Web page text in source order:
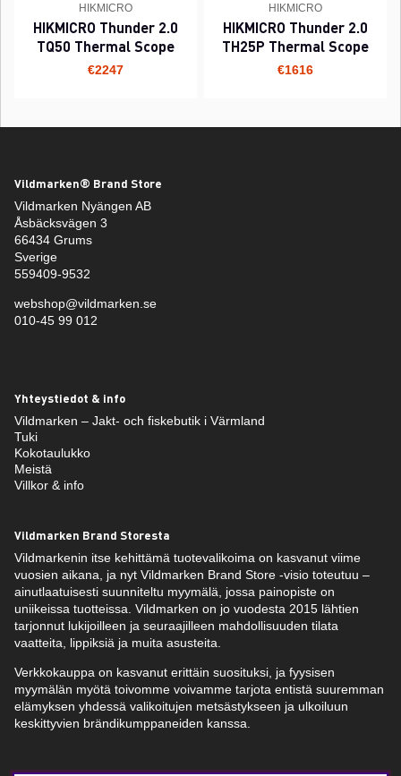
HIKMICRO
HIKMICRO Thunder 2.0
TQ50 Thermal Scope
€2247
HIKMICRO
HIKMICRO Thunder 2.0
TH25P Thermal Scope
€1616
Vildmarken® Brand Store
Vildmarken Nyängen AB
Åsbäcksvägen 3
66434 Grums
Sverige
559409-9532
webshop@vildmarken.se
010-45 99 012
Yhteystiedot & info
Vildmarken – Jakt- och fiskebutik i Värmland
Tuki
Kokotaulukko
Meistä
Villkor & info
Vildmarken Brand Storesta
Vildmarkenin itse kehittämä tuotevalikoima on kasvanut viime
vuosien aikana, ja nyt Vildmarken Brand Store -visio toteutuu –
ainutlaatuisesti suunniteltu myymälä, jossa painopiste on
uniikeissa tuotteissa. Vildmarken on jo vuodesta 2015 lähtien
tarjonnut lukijoilleen ja seuraajilleen mahdollisuuden tilata
vaatteita, lippiksiä ja muita asusteita.
Verkkokauppa on kasvanut erittäin suosituksi, ja fyysisen
myymälän myötä toivomme voivamme tarjota entistä suuremman
elämyksen yhdessä valikoitujen metsästykseen ja ulkoiluun
keskittyvien brändikumppaneiden kanssa.